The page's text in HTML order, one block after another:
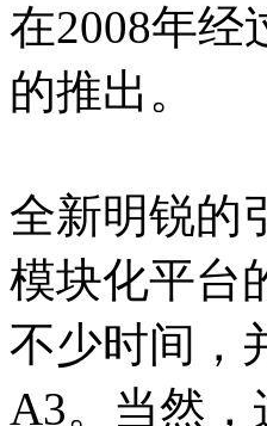
在2008年经
的推出。
全新明锐的
模块化平台
不少时间，
A3。当然